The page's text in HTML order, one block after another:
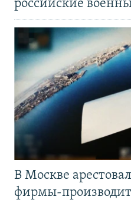
российские
В Москве
фирмы-